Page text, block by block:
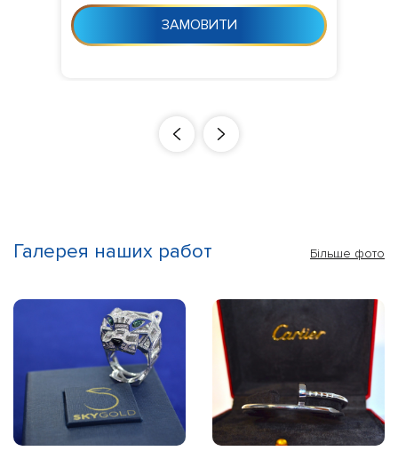
24 дня з моменту замовлення
ЗАМОВИТИ
Галерея наших работ Більше фото